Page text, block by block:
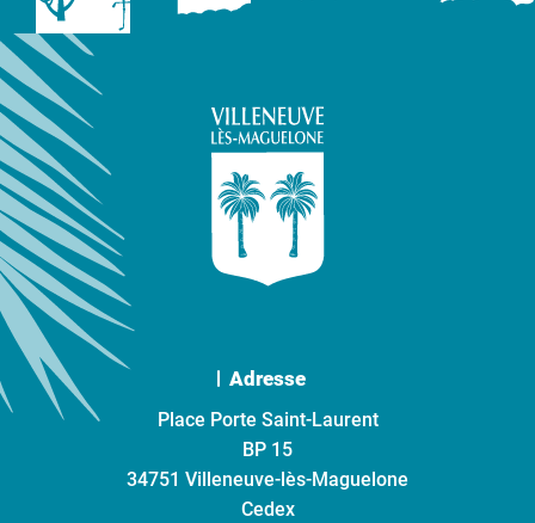
Adresse
Place Porte Saint-Laurent
BP 15
34751 Villeneuve-lès-Maguelone
Cedex